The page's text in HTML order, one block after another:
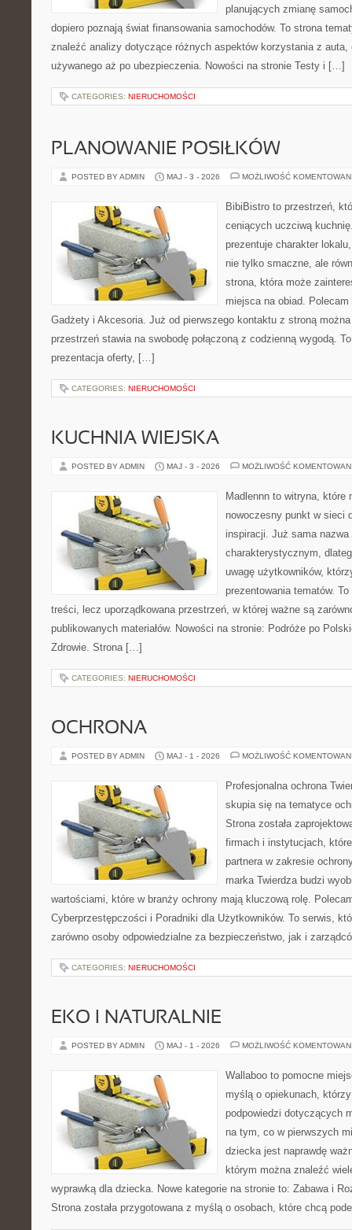
planujących zmianę
dopiero poznają świat finansowania samochodów. To strona
znaleźć analizy dotyczące różnych aspektów korzystania z auta,
używanego aż po ubezpieczenia. Nowości na stronie Testy i […]
CATEGORIES: NIERUCHOMOŚCI
PLANOWANIE POSIŁKÓW
POSTED BY ADMIN MAJ - 3 - 2026 MOŻLIWOŚĆ
BibiBistro to przestrzeń,
ceniących uczciwą
prezentuje charakter
nie tylko smaczne, ale
strona, która może
miejsca na obiad.
Gadżety i Akcesoria. Już od pierwszego kontaktu z stroną
przestrzeń stawia na swobodę połączoną z codzienną wygodą.
prezentacja oferty, […]
CATEGORIES: NIERUCHOMOŚCI
KUCHNIA WIEJSKA
POSTED BY ADMIN MAJ - 3 - 2026 MOŻLIWOŚĆ
Madlennn to witryna, które
nowoczesny punkt w sieci
inspiracji. Już sama
charakterystycznym,
uwagę użytkowników,
prezentowania tematów.
treści, lecz uporządkowana przestrzeń, w której ważne są
publikowanych materiałów. Nowości na stronie: Podróże po
Zdrowie. Strona […]
CATEGORIES: NIERUCHOMOŚCI
OCHRONA
POSTED BY ADMIN MAJ - 1 - 2026 MOŻLIWOŚĆ
Profesjonalna ochrona
skupia się na tematyce
Strona została
firmach i instytucjach,
partnera w zakresie
marka Twierdza budzi
wartościami, które w branży ochrony mają kluczową rolę.
Cyberprzestępczości i Poradniki dla Użytkowników. To serwis,
zarówno osoby odpowiedzialne za bezpieczeństwo, jak i
CATEGORIES: NIERUCHOMOŚCI
EKO I NATURALNIE
POSTED BY ADMIN MAJ - 1 - 2026 MOŻLIWOŚĆ
Wallaboo to pomocne
myślą o opiekunach,
podpowiedzi dotyczących
na tym, co w pierwszych
dziecka jest naprawdę
którym można znaleźć
wyprawką dla dziecka. Nowe kategorie na stronie to: Zabawa i
Strona została przygotowana z myślą o osobach, które chcą